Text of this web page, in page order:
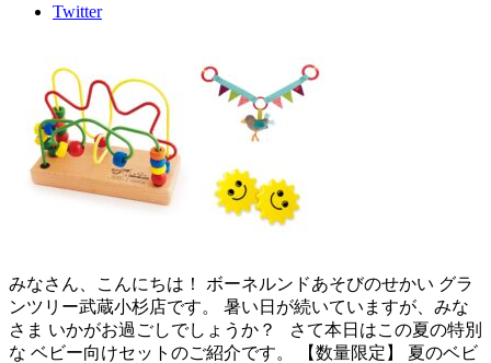
Twitter
みなさん、こんにちは！ ボーネルンドあそびのせかい グラ
ンツリー武蔵小杉店です。 暑い日が続いていますが、みな
さま いかがお過ごしでしょうか？ さて本日はこの夏の特別
な ベビー向けセットのご紹介です。 【数量限定】 夏のベビ